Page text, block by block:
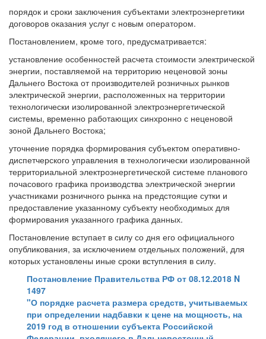
порядок и сроки заключения субъектами электроэнергетики
договоров оказания услуг с новым оператором.
Постановлением, кроме того, предусматривается:
установление особенностей расчета стоимости электрической
энергии, поставляемой на территорию неценовой зоны
Дальнего Востока от производителей розничных рынков
электрической энергии, расположенных на территории
технологически изолированной электроэнергетической
системы, временно работающих синхронно с неценовой
зоной Дальнего Востока;
уточнение порядка формирования субъектом оперативно-
диспетчерского управления в технологически изолированной
территориальной электроэнергетической системе планового
почасового графика производства электрической энергии
участниками розничного рынка на предстоящие сутки и
предоставление указанному субъекту необходимых для
формирования указанного графика данных.
Постановление вступает в силу со дня его официального
опубликования, за исключением отдельных положений, для
которых установлены иные сроки вступления в силу.
Постановление Правительства РФ от 08.12.2018 N
1497
"О порядке расчета размера средств, учитываемых
при определении надбавки к цене на мощность, на
2019 год в отношении субъекта Российской